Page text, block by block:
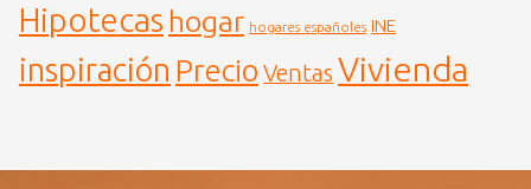
Hipotecas hogar hogares españoles INE
inspiración Precio Ventas Vivienda